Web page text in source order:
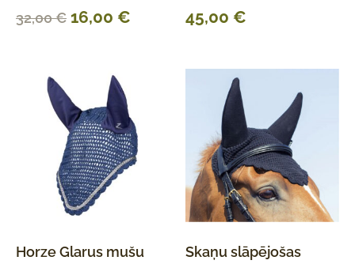
32,00€ 16,00 € 45,00 €
Horze Glarus mušu
Skaņu slāpējošas